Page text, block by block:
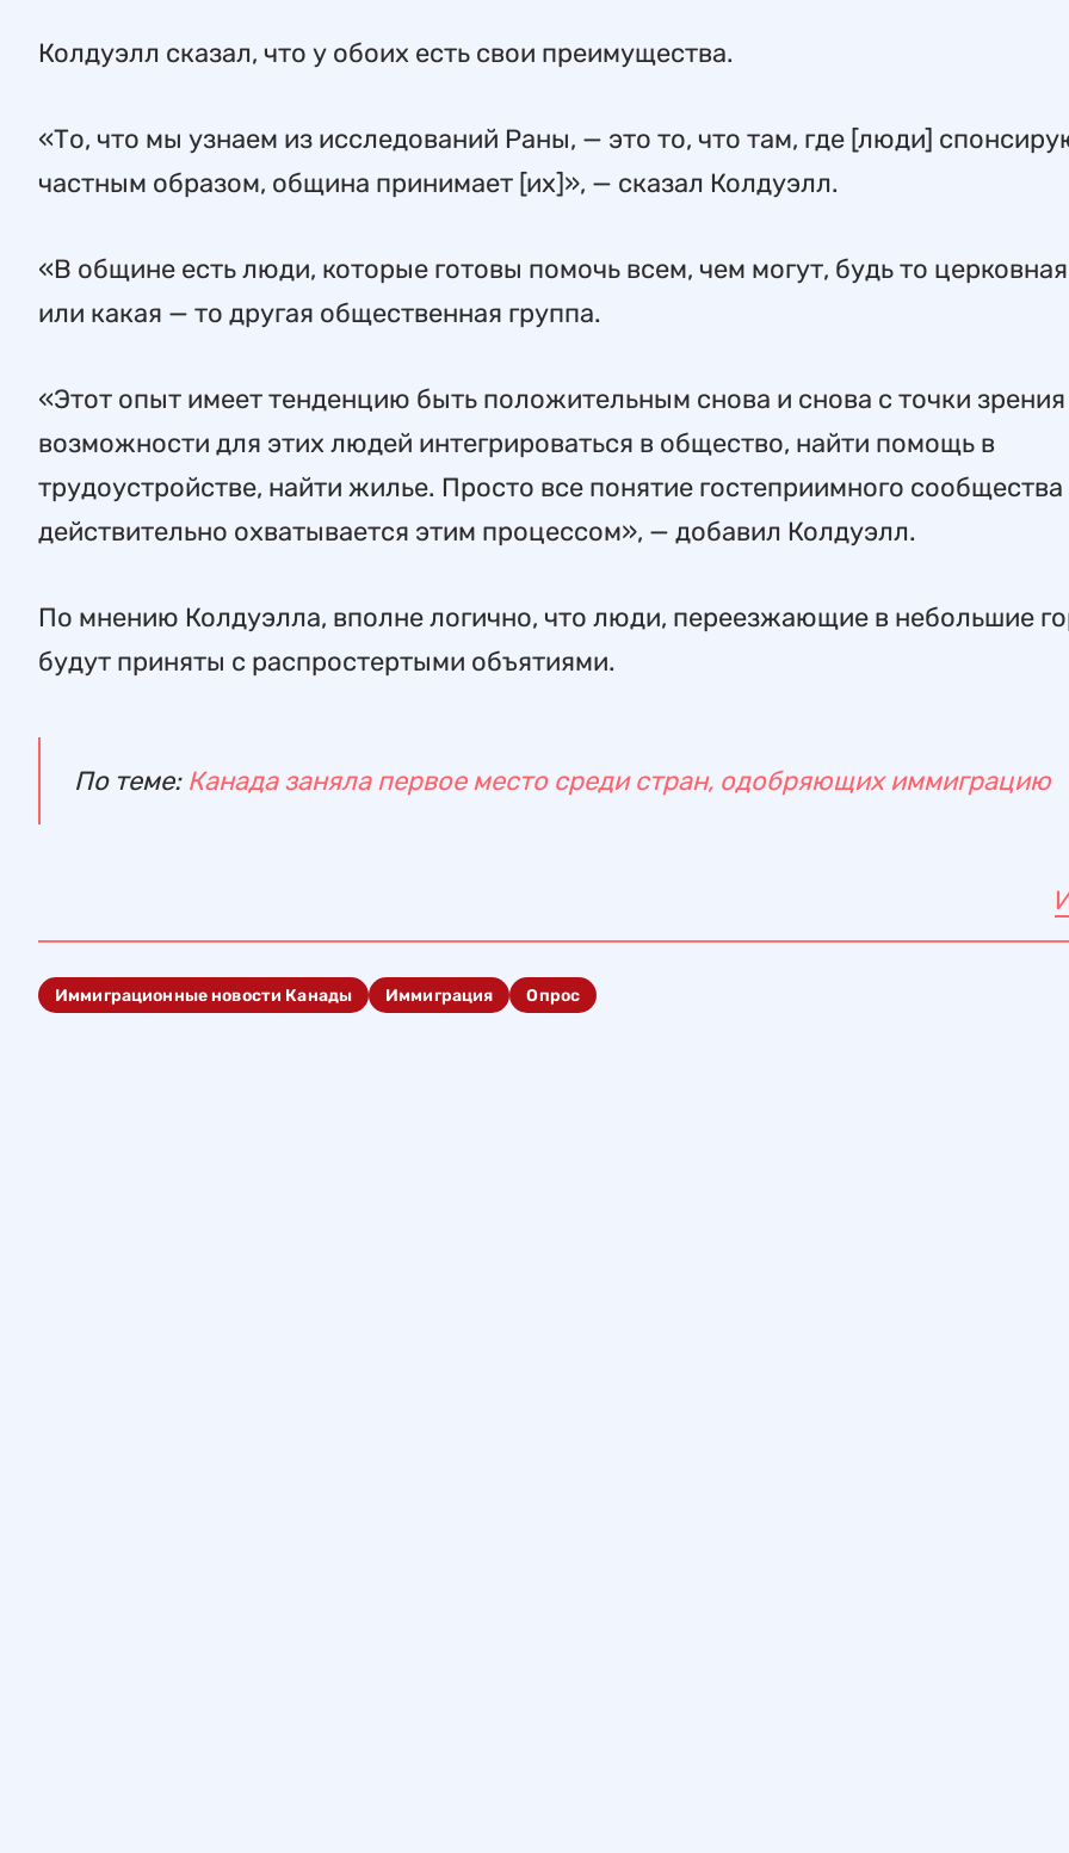
Колдуэлл сказал, что у обоих есть свои преимущества.
«То, что мы узнаем из исследований Раны, — это то, что там, где [люди]
частным образом, община принимает [их]», — сказал Колдуэлл.
«В общине есть люди, которые готовы помочь всем, чем могут, будь то
или какая — то другая общественная группа.
«Этот опыт имеет тенденцию быть положительным снова и снова с точки зрения
возможности для этих людей интегрироваться в общество, найти помощь в
трудоустройстве, найти жилье. Просто все понятие гостеприимного сообщества
действительно охватывается этим процессом», — добавил Колдуэлл.
По мнению Колдуэлла, вполне логично, что люди, переезжающие в небольшие
будут приняты с распростертыми объятиями.
По теме: Канада заняла первое место среди стран, одобряющих иммиграцию
Иммиграционные новости Канады Иммиграция Опрос